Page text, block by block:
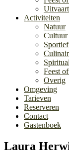
Activiteiten
Natuur
Cultuur
Sportief
Culinair
Feest
Overig
Omgeving
Tarieven
Reserveren
Contact
Gastenboek
Laura